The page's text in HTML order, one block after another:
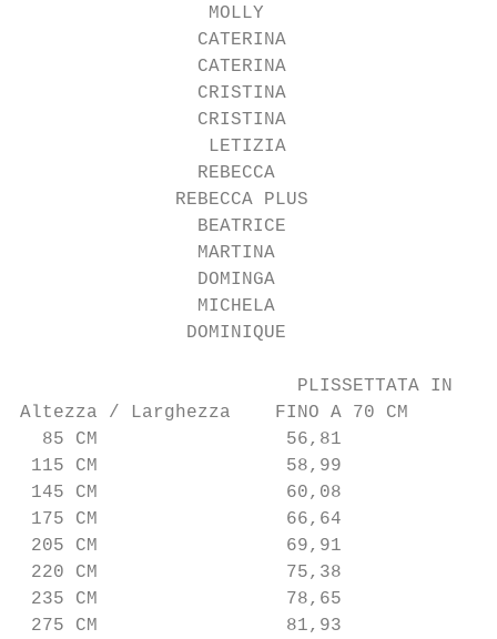
MOLLY
CATERINA
CATERINA
CRISTINA
CRISTINA
LETIZIA
REBECCA
REBECCA PLUS
BEATRICE
MARTINA
DOMINGA
MICHELA
DOMINIQUE
PLISSETTATA IN
Altezza / Larghezza    FINO A 70 CM
85 CM                 56,81
115 CM                 58,99
145 CM                 60,08
175 CM                 66,64
205 CM                 69,91
220 CM                 75,38
235 CM                 78,65
275 CM                 81,93